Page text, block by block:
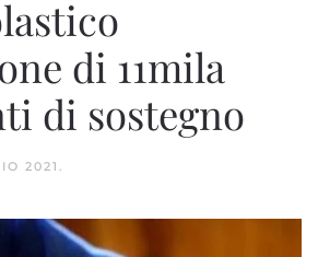
di 11mila
di sostegno
2021 .